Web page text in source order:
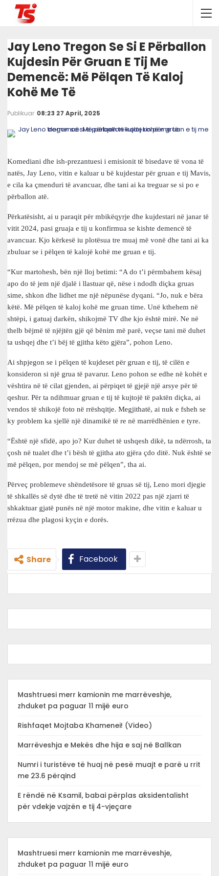
Jay Leno Tregon Se Si E Përballon
Kujdesin Për Gruan E Tij Me
Demencë: Më Pëlqen Të Kaloj
Kohë Me Të
Publikuar 08:23 27 April, 2025
Komediani dhe ish-prezantuesi i emisionit të bisedave të vona të
natës, Jay Leno, vitin e kaluar u bë kujdestar për gruan e tij Mavis,
e cila ka çmenduri të avancuar, dhe tani ai ka treguar se si po e
përballon atë.
Përkatësisht, ai u paraqit për mbikëqyrje dhe kujdestari në janar të
vitit 2024, pasi gruaja e tij u konfirmua se kishte demencë të
avancuar. Kjo kërkesë iu plotësua tre muaj më vonë dhe tani ai ka
zbuluar se i pëlqen të kalojë kohë me gruan e tij.
“Kur martohesh, bën një lloj betimi: “A do t’i përmbahem kësaj
apo do të jem një djalë i llastuar që, nëse i ndodh diçka gruas
sime, shkon dhe lidhet me një nëpunëse dyqani. “Jo, nuk e bëra
këtë. Më pëlqen të kaloj kohë me gruan time. Unë kthehem në
shtëpi, i gatuaj darkën, shikojmë TV dhe kjo është mirë. Ne në
thelb bëjmë të njëjtën gjë që bënim më parë, veçse tani më duhet
ta ushqej dhe t’i bëj të gjitha këto gjëra”, pohon Leno.
Ai shpjegon se i pëlqen të kujdeset për gruan e tij, të cilën e
konsideron si një grua të pavarur. Leno pohon se edhe në kohët e
vështira në të cilat gjenden, ai përpiqet të gjejë një arsye për të
qeshur. Për ta ndihmuar gruan e tij të kujtojë të paktën diçka, ai
vendos të shikojë foto në rrëshqitje. Megjithatë, ai nuk e fsheh se
ky problem ka sjellë një dinamikë të re në marrëdhënien e tyre.
“Është një sfidë, apo jo? Kur duhet të ushqesh dikë, ta ndërrosh, ta
çosh në tualet dhe t’i bësh të gjitha ato gjëra çdo ditë. Nuk është se
më pëlqen, por mendoj se më pëlqen”, tha ai.
Përveç problemeve shëndetësore të gruas së tij, Leno mori djegie
të shkallës së dytë dhe të tretë në vitin 2022 pas një zjarri të
shkaktuar gjatë punës në një motor makine, dhe vitin e kaluar u
rrëzua dhe plagosi kyçin e dorës.
Share Facebook
Mashtruesi merr kamionin me marrëveshje,
zhduket pa paguar 11 mijë euro
Rishfaqet Mojtaba Khamenei! (Video)
Marrëveshja e Mekës dhe hija e saj në Ballkan
Numri i turistëve të huaj në pesë muajt e parë u rrit
me 23.6 përqind
E rëndë në Ksamil, babai përplas aksidentalisht
për vdekje vajzën e tij 4-vjeçare
Mashtruesi merr kamionin me marrëveshje,
zhduket pa paguar 11 mijë euro